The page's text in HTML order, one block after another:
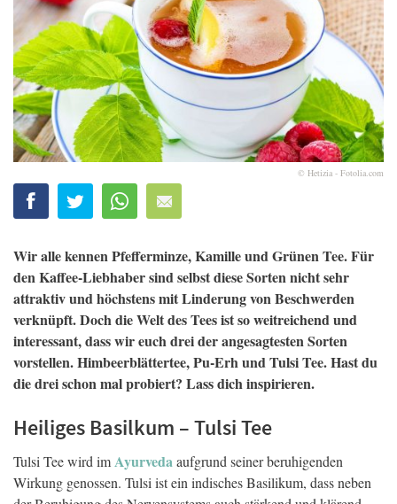
© Hetizia - Fotolia.com
Wir alle kennen Pfefferminze, Kamille und Grünen Tee. Für
den Kaffee-Liebhaber sind selbst diese Sorten nicht sehr
attraktiv und höchstens mit Linderung von Beschwerden
verknüpft. Doch die Welt des Tees ist so weitreichend und
interessant, dass wir euch drei der angesagtesten Sorten
vorstellen. Himbeerblättertee, Pu-Erh und Tulsi Tee. Hast du
die drei schon mal probiert? Lass dich inspirieren.
Heiliges Basilkum – Tulsi Tee
Tulsi Tee wird imAyurvedaaufgrund seiner beruhigenden
Wirkung genossen. Tulsi ist ein indisches Basilikum, dass neben